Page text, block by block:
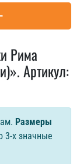
Рима
Артикул:
Размеры
3-х значные